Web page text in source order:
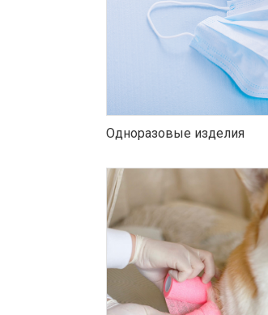
Одноразовые изделия